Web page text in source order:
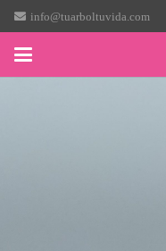
info@tuarboltuvida.com